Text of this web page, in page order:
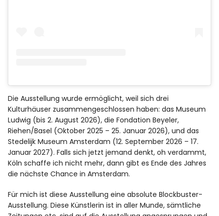
Die Ausstellung wurde ermöglicht, weil sich drei
Kulturhäuser zusammengeschlossen haben: das Museum
Ludwig (bis 2. August 2026), die Fondation Beyeler,
Riehen/Basel (Oktober 2025 – 25. Januar 2026), und das
Stedelijk Museum Amsterdam (12. September 2026 – 17.
Januar 2027). Falls sich jetzt jemand denkt, oh verdammt,
Köln schaffe ich nicht mehr, dann gibt es Ende des Jahres
die nächste Chance in Amsterdam.
Für mich ist diese Ausstellung eine absoluteBlockbuster-
Ausstellung. Diese Künstlerin ist in aller Munde, sämtliche